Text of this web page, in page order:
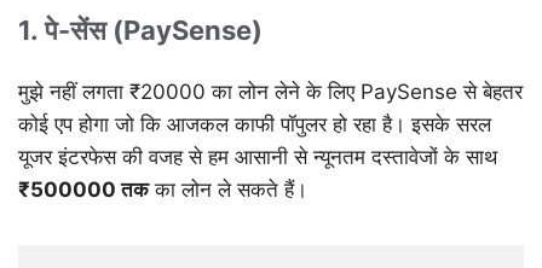
1. पे-सेंस (PaySense)
मुझे नहीं लगता ₹20000 का लोन लेने के लिए PaySense से बेहतर
कोई एप होगा जो कि आजकल काफी पॉपुलर हो रहा है। इसके सरल
यूजर इंटरफेस की वजह से हम आसानी से न्यूनतम दस्तावेजों के साथ
₹500000तकका लोन ले सकते हैं।